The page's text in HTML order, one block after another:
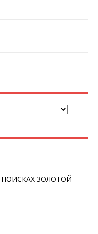
ПОИСКАХ ЗОЛОТОЙ